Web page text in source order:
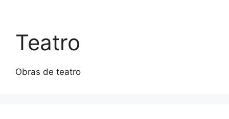
Teatro
Obras de teatro